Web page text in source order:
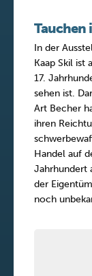
Tauchen
In der
Kaap Skil ist
17.
sehen ist.
Art Becher
ihren
Handel auf
Jahrhundert
der
noch